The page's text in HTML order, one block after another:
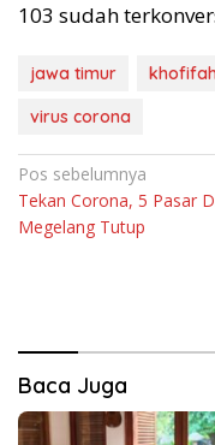
103 sudah
jawa timur
virus corona
Navigasi
pos
Pos sebelumnya
Tekan Corona, 5 Pasar
Megelang Tutup
Baca Juga